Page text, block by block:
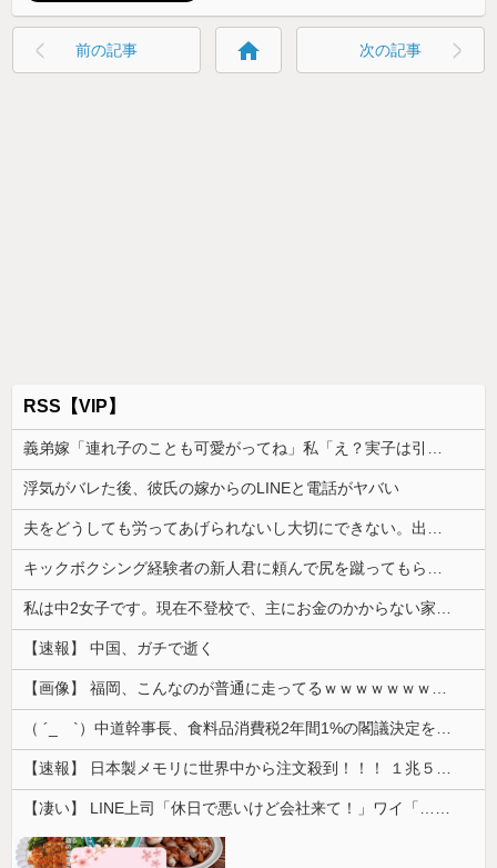
前の記事 home 次の記事
RSS【VIP】
浮気がバレた後、彼氏の嫁からのLINEと電話がヤバい
【速報】 中国、ガチで逝く